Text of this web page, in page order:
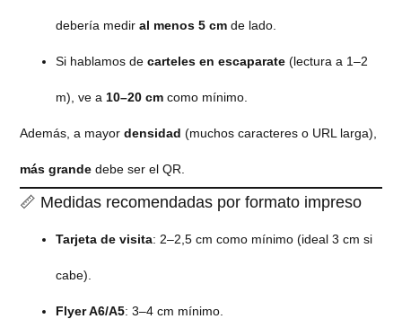
debería mediral menos 5 cm de lado.
Si hablamos decarteles en escaparate (lectura a 1–2
m), ve a 10–20 cm como mínimo.
Además, a mayordensidad (muchos caracteres o URL larga),
más grande debe ser el QR.
📏 Medidas recomendadas por formato impreso
Tarjeta de visita: 2–2,5 cm como mínimo (ideal 3 cm si
cabe).
Flyer A6/A5: 3–4 cm mínimo.